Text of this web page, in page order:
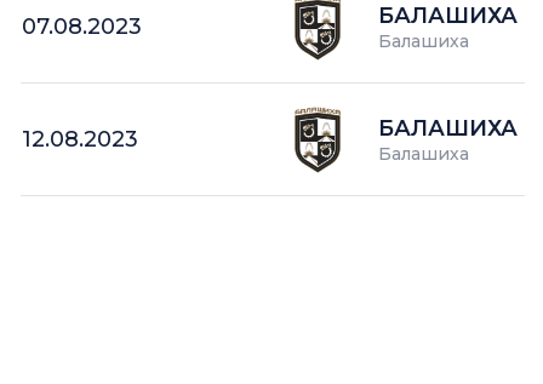
07.08.2023 БАЛАШИХА
Балашиха
12.08.2023 БАЛАШИХА
Балашиха